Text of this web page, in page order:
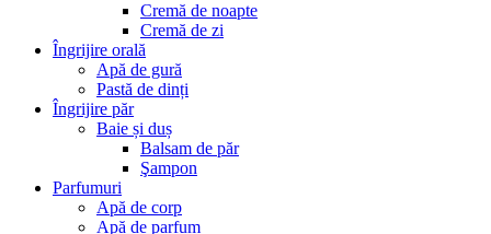
Cremă de noapte
Cremă de zi
Îngrijire orală
Apă de gură
Pastă de dinți
Îngrijire păr
Baie și duș
Balsam de păr
Şampon
Parfumuri
Apă de corp
Apă de parfum